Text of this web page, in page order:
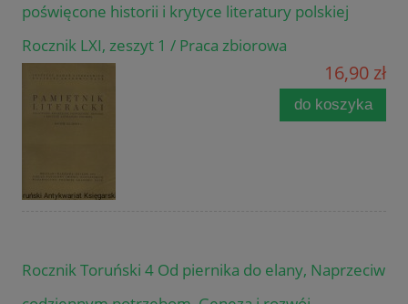
poświęcone historii i krytyce literatury polskiej
Rocznik LXI, zeszyt 1 / Praca zbiorowa
16,90 zł
do koszyka
Rocznik Toruński 4 Od piernika do elany, Naprzeciw